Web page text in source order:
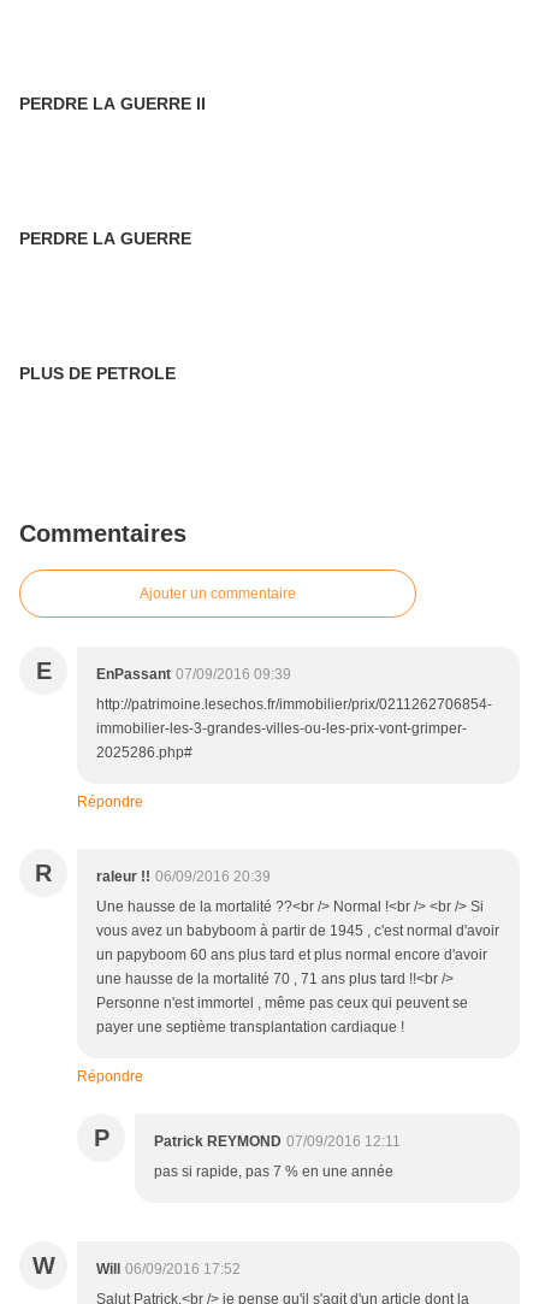
PERDRE LA GUERRE II
PERDRE LA GUERRE
PLUS DE PETROLE
Commentaires
Ajouter un commentaire
E EnPassant 07/09/2016 09:39
http://patrimoine.lesechos.fr/immobilier/prix/0211262706854-
immobilier-les-3-grandes-villes-ou-les-prix-vont-grimper-
2025286.php#
Répondre
R raleur !! 06/09/2016 20:39
Une hausse de la mortalité ??<br /> Normal !<br /> <br /> Si
vous avez un babyboom à partir de 1945 , c'est normal d'avoir
un papyboom 60 ans plus tard et plus normal encore d'avoir
une hausse de la mortalité 70 , 71 ans plus tard !!<br />
Personne n'est immortel , même pas ceux qui peuvent se
payer une septième transplantation cardiaque !
Répondre
P Patrick REYMOND 07/09/2016 12:11
pas si rapide, pas 7 % en une année
W Will
06/09/2016 17:52
Salut Patrick,<br /> je pense qu'il s'agit d'un article dont la